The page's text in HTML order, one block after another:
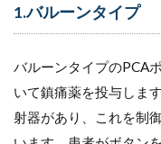
1.バルーンタイプ
バルーンタイプのPCA
いて鎮痛薬を投与しま
射器があり、これを制